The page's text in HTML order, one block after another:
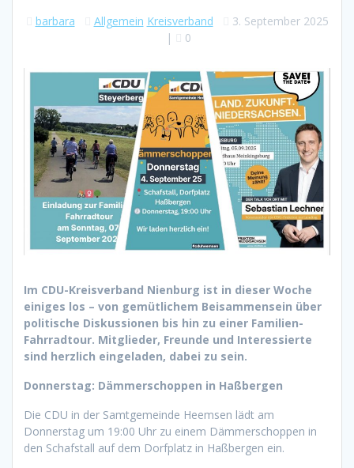
barbara Allgemein Kreisverband
3. September 2025
|
0
Im CDU-Kreisverband Nienburg ist in dieser Woche
einiges los – von gemütlichem Beisammensein über
politische Diskussionen bis hin zu einer Familien-
Fahrradtour. Mitglieder, Freunde und Interessierte
sind herzlich eingeladen, dabei zu sein.
Donnerstag: Dämmerschoppen in Haßbergen
Die CDU in der Samtgemeinde Heemsen lädt am
Donnerstag um 19:00 Uhr zu einem Dämmerschoppen in
den Schafstall auf dem Dorfplatz in Haßbergen ein.